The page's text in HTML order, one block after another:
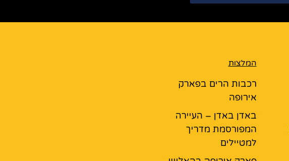
המלצות
רכבות הרים בפארק
אירופה
באדן באדן – העיירה
המפורסמת מדריך
למטיילים